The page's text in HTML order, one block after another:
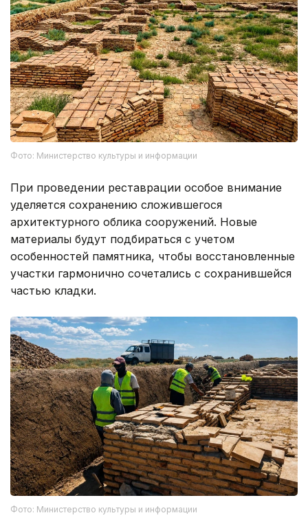
Фото: Министерство культуры и информации
При проведении реставрации особое внимание
уделяется сохранению сложившегося
архитектурного облика сооружений. Новые
материалы будут подбираться с учетом
особенностей памятника, чтобы восстановленные
участки гармонично сочетались с сохранившейся
частью кладки.
Фото: Министерство культуры и информации